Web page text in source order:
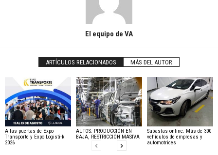
El equipo de VA
ARTÍCULOS RELACIONADOS MÁS DEL AUTOR
A las puertas de Expo
Transporte y Expo Logisti-k
2026
AUTOS: PRODUCCIÓN EN
BAJA, RESTRICCIÓN MASIVA
Subastas online. Más de 300
vehículos de empresas y
automotrices